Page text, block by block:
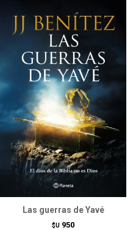
Las guerras de Yavé
$U 950